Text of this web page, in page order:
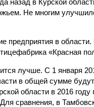
Не многим
предприятия в
«Красная
лучше. С 1 января
в общей сумме будут
области в 2016
сравнения, в